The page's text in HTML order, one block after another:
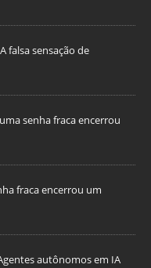
A falsa sensação de
senha fraca encerrou
fraca encerrou um
autônomos em IA